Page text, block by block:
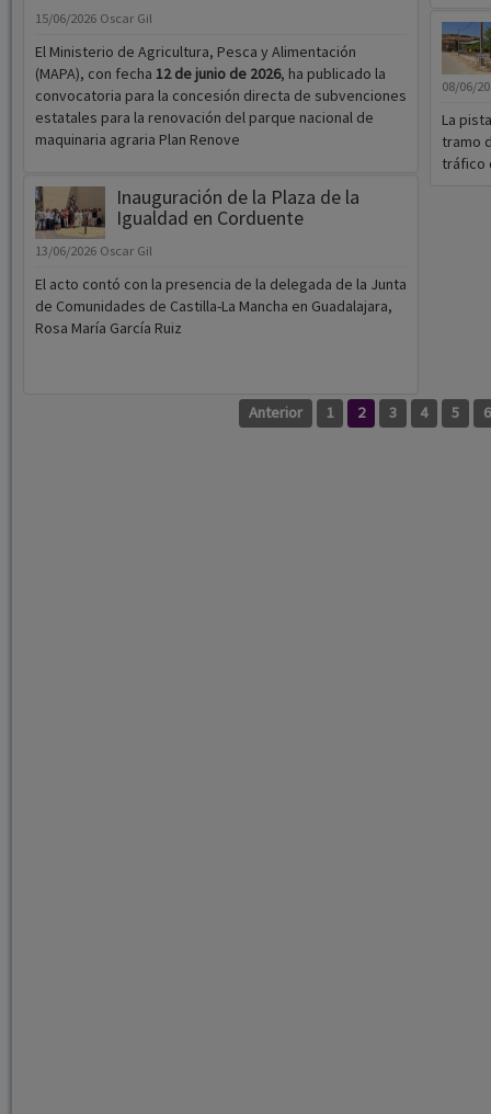
15/06/2026 Oscar Gil
El Ministerio de Agricultura, Pesca y Alimentación
(MAPA), con fecha 12 de junio de 2026, ha publicado la
convocatoria para la concesión directa de subvenciones
estatales para la renovación del parque nacional de
maquinaria agraria Plan Renove
Inauguración de la Plaza de la
Igualdad en Corduente
13/06/2026 Oscar Gil
El acto contó con la presencia de la delegada de la Junta
de Comunidades de Castilla-La Mancha en Guadalajara,
Rosa María García Ruiz
08/06/
La
tramo
tráfico
Anterior 1 2 3 4 5 6